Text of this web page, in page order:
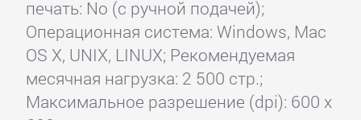
печать: No (с ручной подачей);
Операционная система: Windows, Mac
OS X, UNIX, LINUX; Рекомендуемая
месячная нагрузка: 2 500 стр.;
Максимальное разрешение (dpi): 600 x